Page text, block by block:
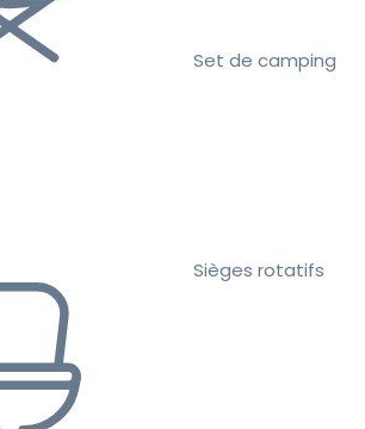
Set de camping
Sièges rotatifs